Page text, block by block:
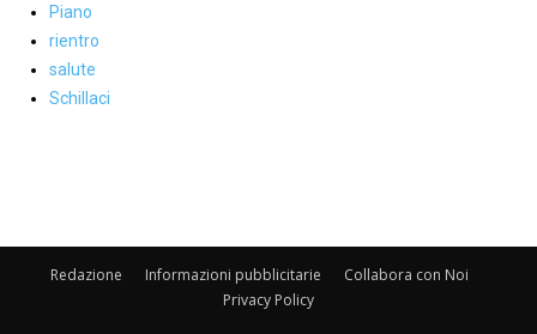
Piano
rientro
salute
Schillaci
Redazione Informazioni pubblicitarie
Collabora con Noi
Privacy Policy